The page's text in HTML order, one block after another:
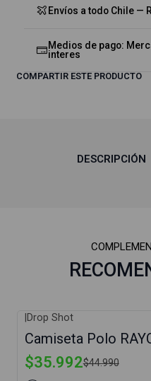
Envíos a todo Chile —
Medios de pago:
interes
COMPARTIR ESTE PRODUCTO
DESCRIPCIÓN
Drop Shot
Camiseta Polo
$35.992$44.990